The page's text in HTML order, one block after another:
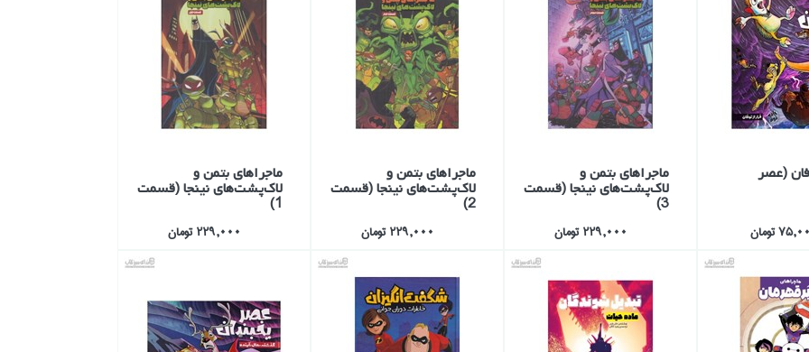
(عصر
تومان
ماجراهاي بتمن و
لاك‌پشت‌هاي نينجا (قسمت
3)
229,000 تومان
ماجراهاي بتمن و
لاك‌پشت‌هاي نينجا (قسمت
2)
229,000 تومان
ماجراهاي بتمن و
لاك‌پشت‌هاي نينجا (قسمت
1)
229,000 تومان